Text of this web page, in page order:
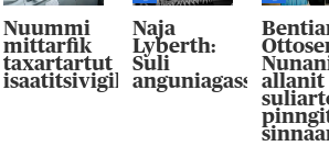
Nuummi
mittarfik
taxartartut
isaatitsivigilluarpaat
Naja
Lyberth:
Suli
allanit